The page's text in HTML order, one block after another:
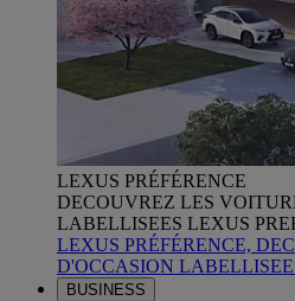
LEXUS PRÉFÉRENCE
DECOUVREZ LES
LABELLISEES LEXUS
LEXUS PRÉFÉRENCE,
D'OCCASION
BUSINESS